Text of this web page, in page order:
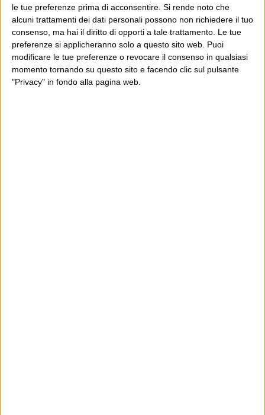
le tue preferenze prima di acconsentire. Si rende noto che
alcuni trattamenti dei dati personali possono non richiedere il tuo
consenso, ma hai il diritto di opporti a tale trattamento. Le tue
preferenze si applicheranno solo a questo sito web. Puoi
modificare le tue preferenze o revocare il consenso in qualsiasi
momento tornando su questo sito e facendo clic sul pulsante
"Privacy" in fondo alla pagina web.
(naturalmente il testo inventato non compare neanche
nell’articolo, è proprio inventato).